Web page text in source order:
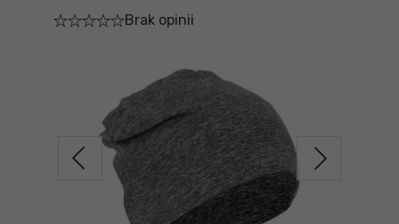
Stopka
Mapa strony
BHP
Okazje
Brak opinii